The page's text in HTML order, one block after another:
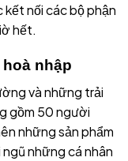
nối các bộ phận
hết.
nhập
và những trải
gồm 50 người
những sản phẩm
những cá nhân